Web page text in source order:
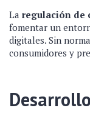
La regulación de
fomentar un
digitales. Sin
consumidores y